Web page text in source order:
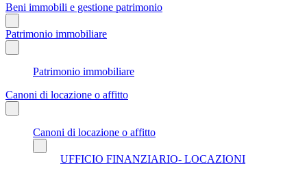
Beni immobili e gestione patrimonio
Patrimonio immobiliare
Patrimonio immobiliare
Canoni di locazione o affitto
Canoni di locazione o affitto
UFFICIO FINANZIARIO- LOCAZIONI